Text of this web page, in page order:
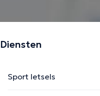
Diensten
Sport letsels